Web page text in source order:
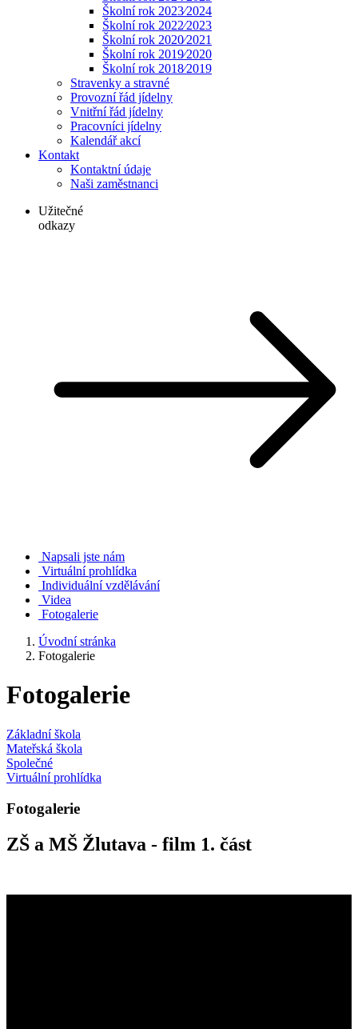
Školní rok 2023⁄2024
Školní rok 2022⁄2023
Školní rok 2020⁄2021
Školní rok 2019⁄2020
Školní rok 2018⁄2019
Stravenky a stravné
Provozní řád jídelny
Vnitřní řád jídelny
Pracovníci jídelny
Kalendář akcí
Kontakt
Kontaktní údaje
Naši zaměstnanci
Užitečné
odkazy
Napsali jste nám
Virtuální prohlídka
Individuální vzdělávání
Videa
Fotogalerie
Úvodní stránka
Fotogalerie
Fotogalerie
Základní škola
Mateřská škola
Společné
Virtuální prohlídka
Fotogalerie
ZŠ a MŠ Žlutava - film 1. část